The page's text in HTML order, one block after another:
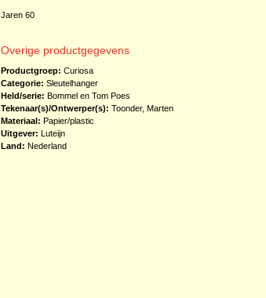
Jaren 60
Overige productgegevens
Productgroep: Curiosa
Categorie: Sleutelhanger
Held/serie: Bommel en Tom Poes
Tekenaar(s)/Ontwerper(s): Toonder, Marten
Materiaal: Papier/plastic
Uitgever: Luteijn
Land: Nederland